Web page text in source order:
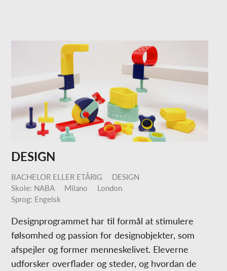
DESIGN
BACHELOR ELLER ETÅRIG
DESIGN
Skole: NABA
Milano
London
Sprog: Engelsk
Designprogrammet har til formål at stimulere
følsomhed og passion for designobjekter, som
afspejler og former menneskelivet. Eleverne
udforsker overflader og steder, og hvordan de